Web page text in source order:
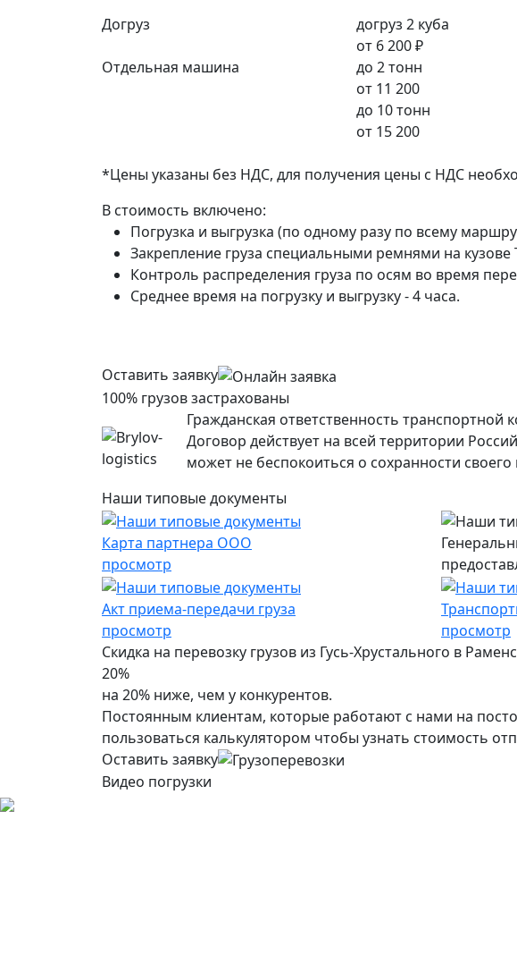
Догруз
догруз 2 куба
от 6 200 ₽
Отдельная машина
до 2 тонн
от 11 200
до 10 тонн
от 15 200
*Цены указаны без НДС, для получения цены с НДС
В стоимость включено:
Погрузка и выгрузка (по одному разу по всему
Закрепление груза специальными ремнями на кузове
Контроль распределения груза по осям во время
Среднее время на погрузку и выгрузку - 4 часа.
Оставить заявку
100% грузов застрахованы
Гражданская ответственность
Договор действует на всей территории
может не беспокоиться о сохранности своего
Наши типовые документы
Карта партнера ООО
просмотр
Акт приема-передачи груза
просмотр
просмотр
Скидка на перевозку грузов из Гусь-Хрустального в
20%
на 20% ниже, чем у конкурентов.
Постоянным клиентам, которые работают с нами на
пользоваться калькулятором чтобы узнать стоимость
Оставить заявку
Видео погрузки